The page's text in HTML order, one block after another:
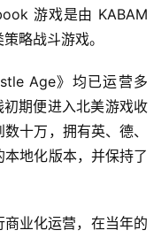
游戏是由 KABAM
略战斗游戏。
Age》均已运营多
期便进入北美游戏收
十万，拥有英、德、
地化版本，并保持了
业化运营，在当年的